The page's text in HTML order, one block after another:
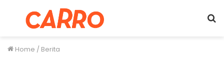
Menu
Home / Berita